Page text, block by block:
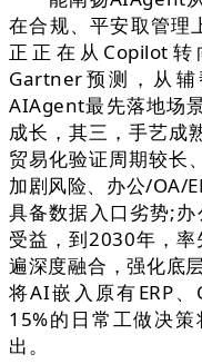
在合规、平安取管理
正正在从Copilot
Gartner预测，从
AIAgent最先落地场
成长，其三，手艺成
贸易化验证周期较长
加剧风险、办公/OA/
具备数据入口劣势;办
受益，到2030年，
遍深度融合，强化底
将AI嵌入原有ERP
15%的日常工做决
出。